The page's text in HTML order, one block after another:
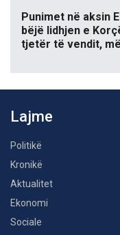
Punimet në aksin
bëjë lidhjen e
tjetër të vendit,
Lajme
Politikë
Kronikë
Aktualitet
Ekonomi
Sociale